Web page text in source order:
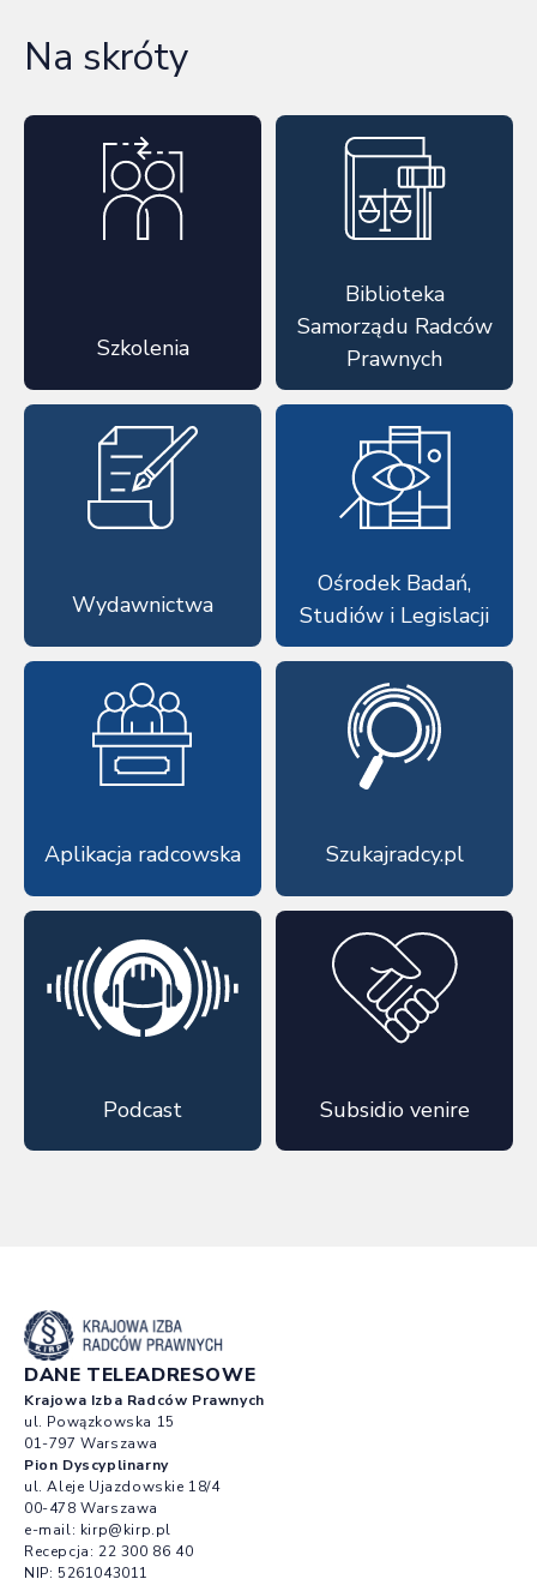
Na skróty
Szkolenia
Biblioteka
Samorządu Radców
Prawnych
Wydawnictwa
Ośrodek Badań,
Studiów i Legislacji
Aplikacja radcowska Szukajradcy.pl
Podcast Subsidio venire
DANE TELEADRESOWE
Krajowa Izba Radców Prawnych
ul. Powązkowska 15
01-797 Warszawa
Pion Dyscyplinarny
ul. Aleje Ujazdowskie 18/4
00-478 Warszawa
e-mail: kirp@kirp.pl
Recepcja: 22 300 86 40
NIP: 5261043011